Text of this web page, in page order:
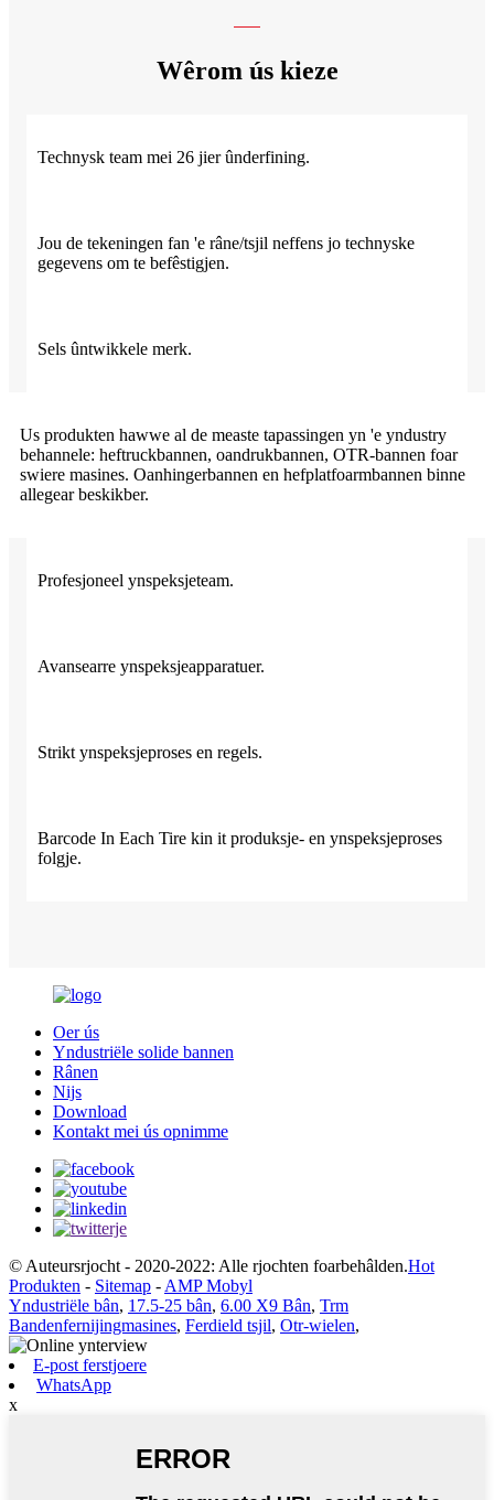
Wêrom ús kieze
Technysk team mei 26 jier ûnderfining.
Jou de tekeningen fan 'e râne/tsjil neffens jo technyske
gegevens om te befêstigjen.
Sels ûntwikkele merk.
Us produkten hawwe al de measte tapassingen yn 'e yndustry
behannele: heftruckbannen, oandrukbannen, OTR-bannen foar
swiere masines. Oanhingerbannen en hefplatfoarmbannen binne
allegear beskikber.
Profesjoneel ynspeksjeteam.
Avansearre ynspeksjeapparatuer.
Strikt ynspeksjeproses en regels.
Barcode In Each Tire kin it produksje- en ynspeksjeproses
folgje.
Oer ús
Yndustriële solide bannen
Rânen
Nijs
Download
Kontakt mei ús opnimme
© Auteursrjocht - 2020-2022: Alle rjochten foarbehâlden.Hot
Produkten - Sitemap - AMP Mobyl
Yndustriële bân, 17.5-25 bân, 6.00 X9 Bân, Trm
Bandenfernijingmasines, Ferdield tsjil, Otr-wielen,
E-post ferstjoere
WhatsApp
x